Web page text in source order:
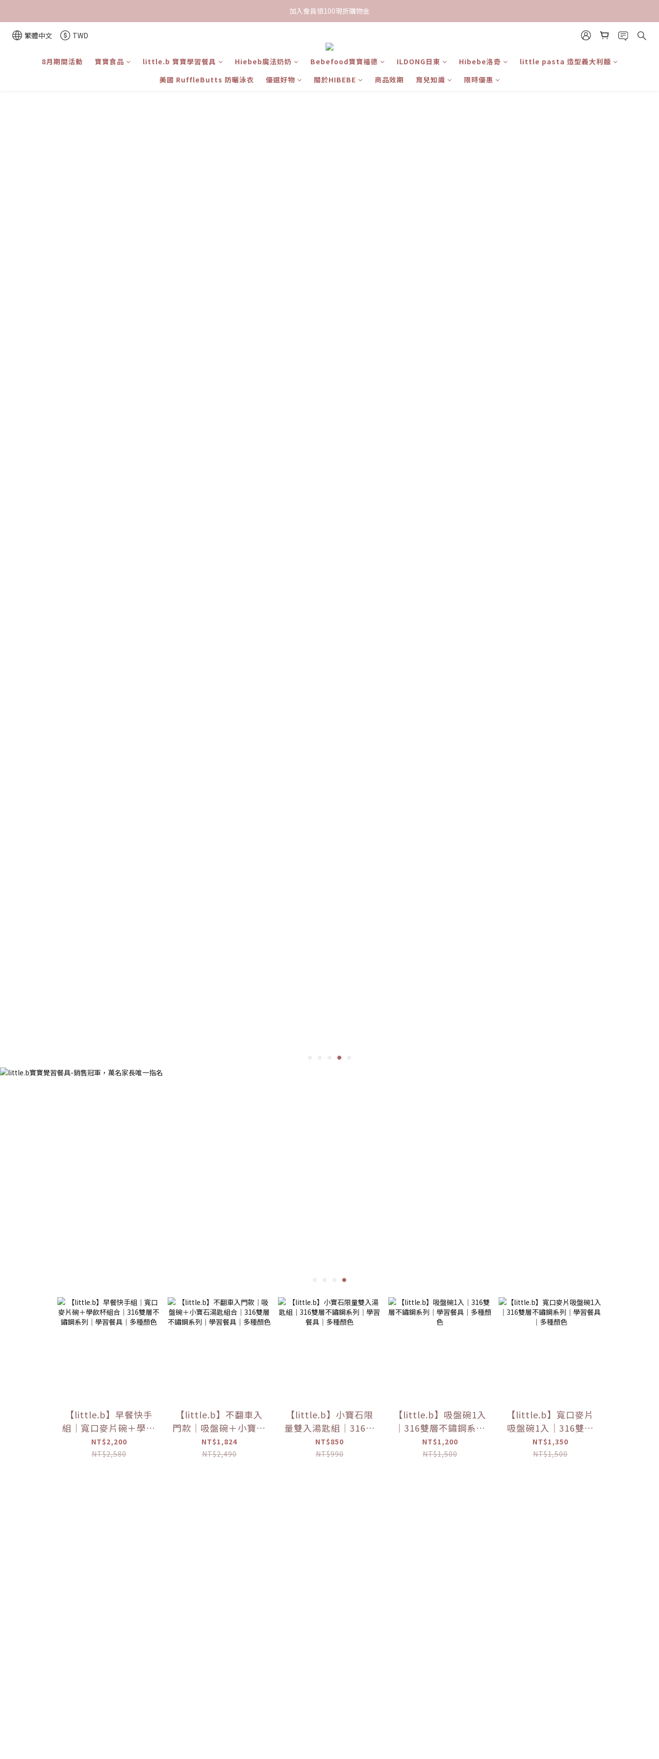
限時下單送餅乾乙包，滿$999免運
加入會員領100現折購物金
繁體中文 TWD
8月期間活動 寶寶食品 little.b 寶寶學習餐具 Hiebeb魔法奶奶 Bebefood寶寶福德 ILDONG日東 Hibebe洛奇
little pasta 造型義大利麵
美國 RuffleButts 防曬泳衣
優選好物 關於HIBEBE 商品效期 育兒知識 限時優惠
【little.b】早餐快手
組｜寬口麥片碗＋學飲
杯組合｜316雙層不鏽
鋼系列｜學習餐具｜多
NT$2,200
NT$2,580
【little.b】不翻車入
門款｜吸盤碗＋小寶石
湯匙組合｜316雙層不
鏽鋼系列｜學習餐具｜
NT$1,824
NT$2,490
【little.b】小寶石限
量雙入湯匙組｜316雙
層不鏽鋼系列｜學習餐
具｜多種顏色
NT$850
NT$990
【little.b】吸盤碗1入
｜316雙層不鏽鋼系列
｜學習餐具｜多種顏色
NT$1,200
NT$1,500
【little.b】寬口麥片
吸盤碗1入｜316雙層
不鏽鋼系列｜學習餐具
｜多種顏色
NT$1,350
NT$1,500